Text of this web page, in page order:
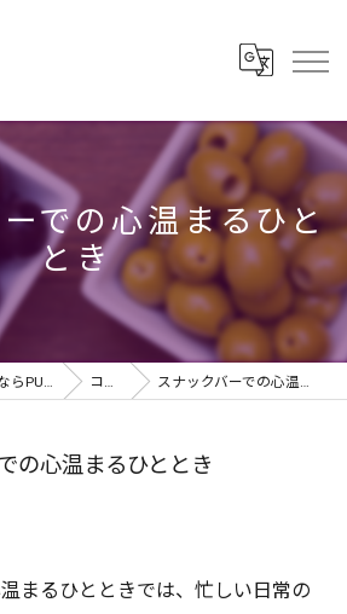
での心温まるひと
とき
東京都西葛西のバーならPUB & BAR Lien コラム スナックバーでの心温まるひととき
の心温まるひととき
まるひとときでは、忙しい日常の